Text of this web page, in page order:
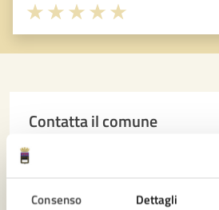
Consenso Dettagli
Valuta 5 stelle su 5
Valuta 4 stelle su 5
Valuta 3 stelle su 5
Valuta 2 stelle su 5
Valuta 1 stelle su 5
Contatta il comune